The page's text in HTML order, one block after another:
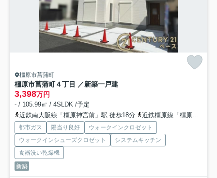
橿原市菖蒲町
橿原市菖蒲町４丁目 ／新築一戸建
3,398万円
- / 105.99㎡ / 4SLDK /予定
近鉄南大阪線「橿原神宮前」駅 徒歩18分
近鉄橿原線「橿原神宮前」駅 徒歩18分
都市ガス 陽当り良好
ウォークインクロゼット
ウォークインシューズクロゼット
システムキッチン
食器洗い乾燥機
新築